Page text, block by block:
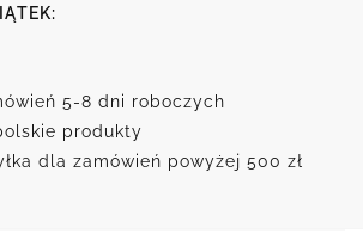
5-8 dni roboczych
produkty
dla zamówień powyżej 500 zł